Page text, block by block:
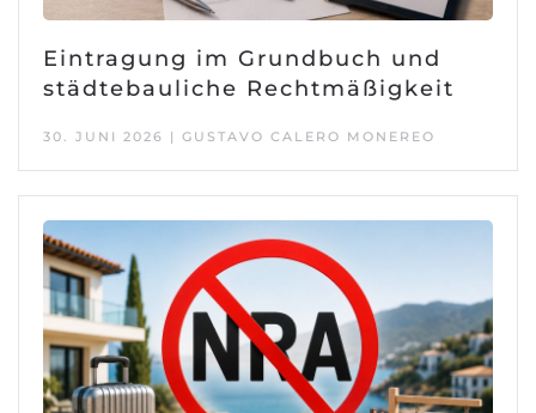
Eintragung im Grundbuch und
städtebauliche Rechtmäßigkeit
30. JUNI 2026 | GUSTAVO CALERO MONEREO